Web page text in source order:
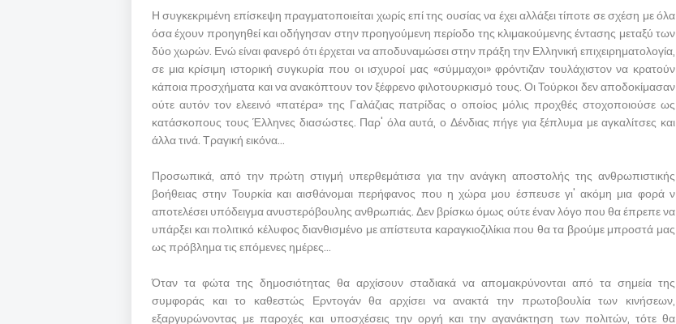
Η συγκεκριμένη επίσκεψη πραγματοποιείται χωρίς επί της ουσίας να έχει αλλάξει τίποτε σε σχέση με όλα
όσα έχουν προηγηθεί και οδήγησαν στην προηγούμενη περίοδο της κλιμακούμενης έντασης μεταξύ των
δύο χωρών. Ενώ είναι φανερό ότι έρχεται να αποδυναμώσει στην πράξη την Ελληνική επιχειρηματολογία,
σε μια κρίσιμη ιστορική συγκυρία που οι ισχυροί μας «σύμμαχοι» φρόντιζαν τουλάχιστον να κρατούν
κάποια προσχήματα και να ανακόπτουν τον ξέφρενο φιλοτουρκισμό τους. Οι Τούρκοι δεν αποδοκίμασαν
ούτε αυτόν τον ελεεινό «πατέρα» της Γαλάζιας πατρίδας ο οποίος μόλις προχθές στοχοποιούσε ως
κατάσκοπους τους Έλληνες διασώστες. Παρ' όλα αυτά, ο Δένδιας πήγε για ξέπλυμα με αγκαλίτσες και
άλλα τινά. Τραγική εικόνα…
Προσωπικά, από την πρώτη στιγμή υπερθεμάτισα για την ανάγκη αποστολής της ανθρωπιστικής
βοήθειας στην Τουρκία και αισθάνομαι περήφανος που η χώρα μου έσπευσε γι' ακόμη μια φορά ν
αποτελέσει υπόδειγμα ανυστερόβουλης ανθρωπιάς. Δεν βρίσκω όμως ούτε έναν λόγο που θα έπρεπε να
υπάρξει και πολιτικό κέλυφος διανθισμένο με απίστευτα καραγκιοζιλίκια που θα τα βρούμε μπροστά μας
ως πρόβλημα τις επόμενες ημέρες…
Όταν τα φώτα της δημοσιότητας θα αρχίσουν σταδιακά να απομακρύνονται από τα σημεία της
συμφοράς και το καθεστώς Ερντογάν θα αρχίσει να ανακτά την πρωτοβουλία των κινήσεων,
εξαργυρώνοντας με παροχές και υποσχέσεις την οργή και την αγανάκτηση των πολιτών, τότε θα